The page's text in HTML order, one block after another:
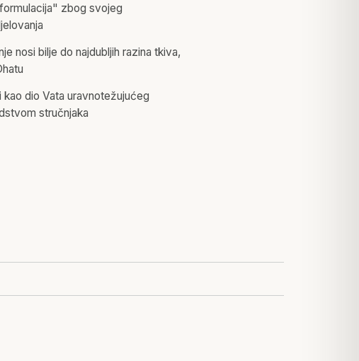
zbog svojeg
nosi bilje do najdubljih razina tkiva,
kao dio Vata uravnotežujućeg
stručnjaka